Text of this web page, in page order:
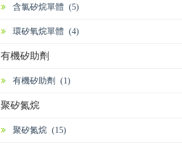
含氯矽烷單體 (5)
環矽氧烷單體 (4)
有機矽助劑
有機矽助劑 (1)
聚矽氮烷
聚矽氮烷 (15)